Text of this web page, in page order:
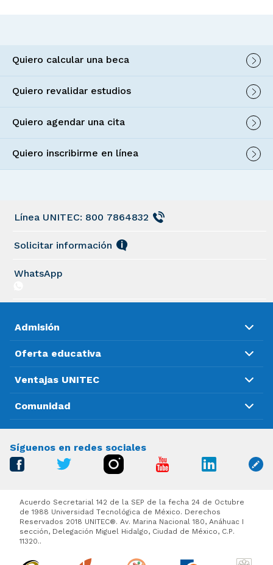
Quiero calcular una beca
Quiero revalidar estudios
Quiero agendar una cita
Quiero inscribirme en línea
Línea UNITEC: 800 7864832
Solicitar información
WhatsApp
Admisión
Oferta educativa
Ventajas UNITEC
Comunidad
Síguenos en redes sociales
Acuerdo Secretarial 142 de la SEP de la fecha 24 de Octubre
de 1988 Universidad Tecnológica de México. Derechos
Reservados 2018 UNITEC®. Av. Marina Nacional 180, Anáhuac I
sección, Delegación Miguel Hidalgo, Ciudad de México, C.P.
11320..